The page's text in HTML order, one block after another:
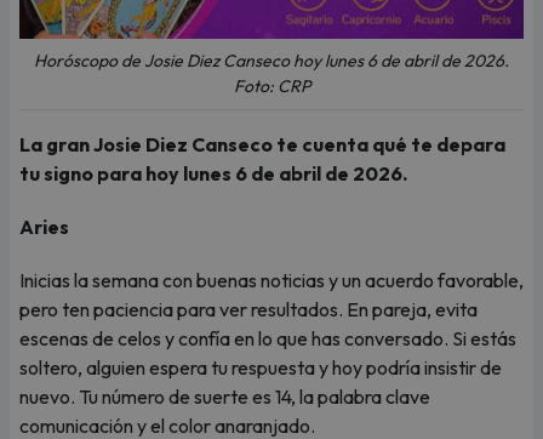
Horóscopo de Josie Diez Canseco hoy lunes 6 de abril de 2026.
Foto: CRP
La gran Josie Diez Canseco te cuenta qué te depara
tu signo para hoy lunes 6 de abril de 2026.
Aries
Inicias la semana con buenas noticias y un acuerdo favorable,
pero ten paciencia para ver resultados. En pareja, evita
escenas de celos y confía en lo que has conversado. Si estás
soltero, alguien espera tu respuesta y hoy podría insistir de
nuevo. Tu número de suerte es 14, la palabra clave
comunicación y el color anaranjado.